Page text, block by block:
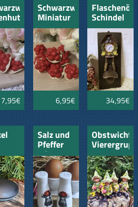
7,95€
Schwarzwälder
Miniatur
Bollenhut
"Feldberg"
rot
6,95€
Schindel
mit
echter
Quarzuhr
34,95€
Salz und
Pfeffer
mit
Schwarzwälder
Bollenkuh